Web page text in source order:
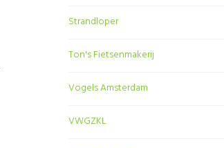
Strandloper
Ton's Fietsenmakerij
Vogels Amsterdam
VWGZKL